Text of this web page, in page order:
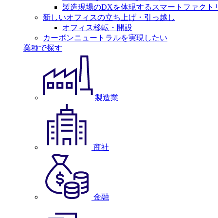
製造現場のDXを体現するスマートファクト
新しいオフィスの立ち上げ・引っ越し
オフィス移転・開設
カーボンニュートラルを実現したい
業種で探す
製造業
商社
金融